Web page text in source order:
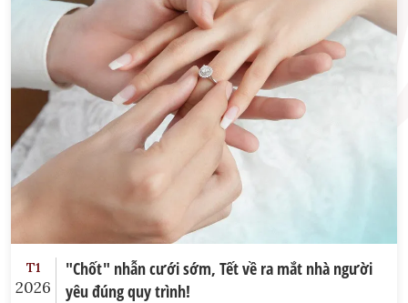
T1
2026
"Chốt" nhẫn cưới sớm, Tết về ra mắt nhà người
yêu đúng quy trình!